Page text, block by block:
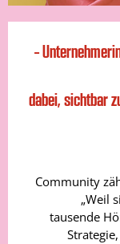
–
dabei, sichtbar
Community
„Weil
tausende